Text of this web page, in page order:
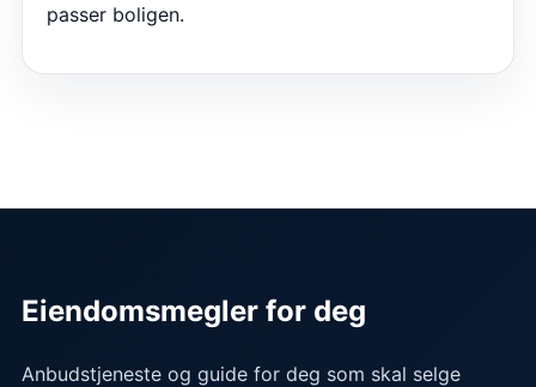
passer boligen.
Eiendomsmegler for deg
Anbudstjeneste og guide for deg som skal selge